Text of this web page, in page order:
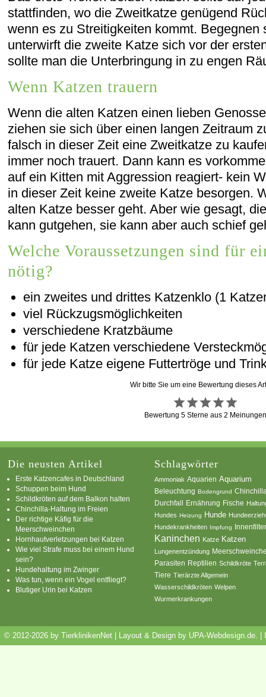
stattfinden, wo die Zweitkatze genügend
wenn es zu Streitigkeiten kommt. Begegnen
unterwirft die zweite Katze sich vor der
sollte man die Unterbringung in zu engen
Wenn Katzen trauern
Wenn die alten Katzen einen lieben
ziehen sie sich über einen langen Zeitraum
falsch in dieser Zeit eine Zweitkatze zu
immer noch trauert. Dann kann es
auf ein Kitten mit Aggression reagiert- kein
in dieser Zeit keine zweite Katze besorgen.
alten Katze besser geht. Aber wie gesagt,
kann gutgehen, sie kann aber auch schief
Welche Voraussetzungen sind für
nötig?
ein zweites und drittes Katzenklo (1
viel Rückzugsmöglichkeiten
verschiedene Kratzbäume
für jede Katzen verschiedene
für jede Katze eigene Futtertröge und
Wir bitte Sie um eine Bewertung dieses
Bewertung5 Sterne aus2
Die neusten Artikel
Erste Katzencafes in Deutschland
Schuppen beim Hund
Schildkröten auf dem Balkon halten
Chinchilla-Haltung im Freien
Der richtige Käfig für die
Meerschweinchen
Hornhautverletzungen bei Katzen
Wie viel Strafe muss bei einem Hund
sein?
Hundehaltung im Zwinger
Was tun, wenn ein Vogel entfliegt?
Blutiger Urin bei Katzen
Schlagwörter
Ammoniak Aquarien Aquarium
Beleuchtung Bodengrund
Durchfall Ernährung Fische
Hundes Heizung Hunde
Hundekrankheiten Impfung
Kaninchen Katze Katzen
Lungenentzündung
Parasiten Reptilien Schildkröte
Tiere Tierärzte Allgemein
Wasserschildkröten Welpen
Wurmerkrankungen
© 2012-2026 by TierklinikenNet | Layout & Design by UPA-Webdesign.de.